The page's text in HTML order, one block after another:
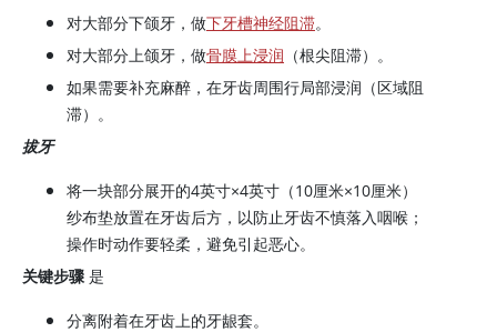
对大部分下颌牙，做下牙槽神经阻滞。
对大部分上颌牙，做骨膜上浸润 （根尖阻滞）。
如果需要补充麻醉，在牙齿周围行局部浸润（区域阻
滞）。
拔牙
将一块部分展开的4英寸×4英寸（10厘米×10厘米）
纱布垫放置在牙齿后方，以防止牙齿不慎落入咽喉；
操作时动作要轻柔，避免引起恶心。
关键步骤 是
分离附着在牙齿上的牙龈套。